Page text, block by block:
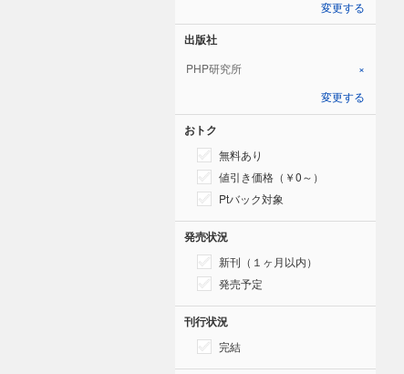
変更する
出版社
PHP研究所 ×
変更する
おトク
無料あり
値引き価格（￥0～）
Ptバック対象
発売状況
新刊（１ヶ月以内）
発売予定
刊行状況
完結